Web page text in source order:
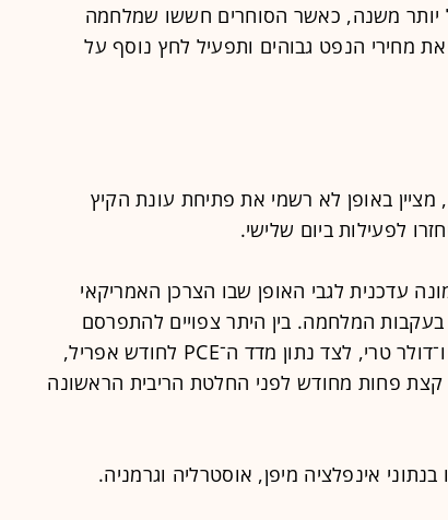
בשיא של יותר משנה, כאשר הסוחרים חששו שמלחמה
מחירי הנפט גבוהים ותפעיל לחץ נוסף על
מציין באופן לא רשמי את פתיחת עונת הקיץ
לפעילות ביום שלישי.
עדכנית לגבי האופן שבו הצרכן האמריקאי
המלחמה. בין היתר צפויים להתפרסם
דוחות של קמעונאיות כמו קוסטקו ו־דולר טרי, לצד נתון מדד ה־PCE לחודש אפריל,
פחות מחודש לפני החלטת הריבית הראשונה
אינפלציה מיפן, אוסטרליה וגרמניה.